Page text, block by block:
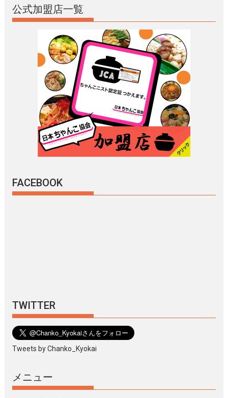
公式加盟店一覧
FACEBOOK
TWITTER
Tweets by Chanko_Kyokai
メニュー